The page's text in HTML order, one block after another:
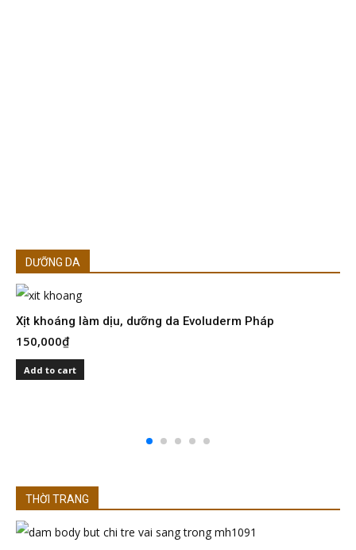
DƯỠNG DA
Xịt khoáng làm dịu, dưỡng da Evoluderm Pháp
150,000₫
Add to cart
THỜI TRANG